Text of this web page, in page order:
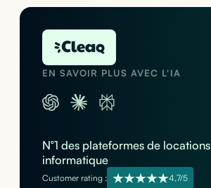
EN SAVOIR PLUS AVEC L'IA
N°1 des plateformes de locations
informatique
Customer rating : 4,7/5